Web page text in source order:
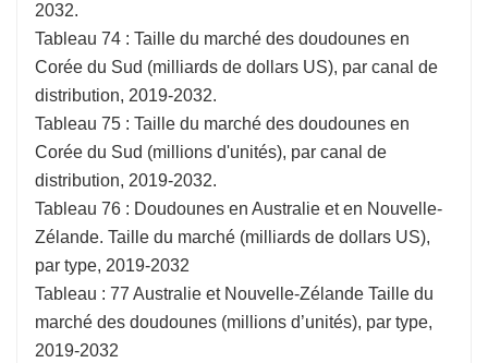
2032.
Tableau 74 : Taille du marché des doudounes en
Corée du Sud (milliards de dollars US), par canal de
distribution, 2019-2032.
Tableau 75 : Taille du marché des doudounes en
Corée du Sud (millions d'unités), par canal de
distribution, 2019-2032.
Tableau 76 : Doudounes en Australie et en Nouvelle-
Zélande. Taille du marché (milliards de dollars US),
par type, 2019-2032
Tableau : 77 Australie et Nouvelle-Zélande Taille du
marché des doudounes (millions d’unités), par type,
2019-2032